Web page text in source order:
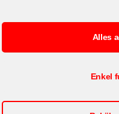
Alles
Enkel